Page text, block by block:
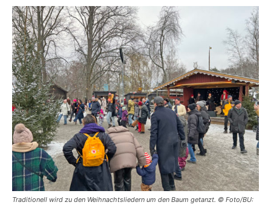
Traditionell wird zu den Weihnachtsliedern um den Baum getanzt. © Foto/BU: